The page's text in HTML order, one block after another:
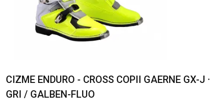
CIZME ENDURO - CROSS COPII GAERNE GX-J ·
GRI / GALBEN-FLUO